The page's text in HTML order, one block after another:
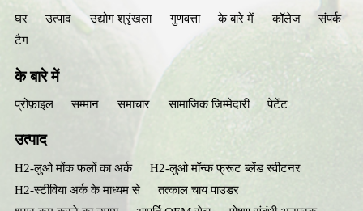
घर उत्पाद उद्योग श्रृंखला गुणवत्ता के बारे में कॉलेज
संपर्क
टैग
के बारे में
प्रोफ़ाइल सम्मान समाचार सामाजिक जिम्मेदारी पेटेंट
उत्पाद
H2-लुओ मोंक फलों का अर्क
H2-लुओ मॉन्क फ्रूट ब्लेंड स्वीटनर
H2-स्टीविया अर्क के माध्यम से
तत्काल चाय पाउडर